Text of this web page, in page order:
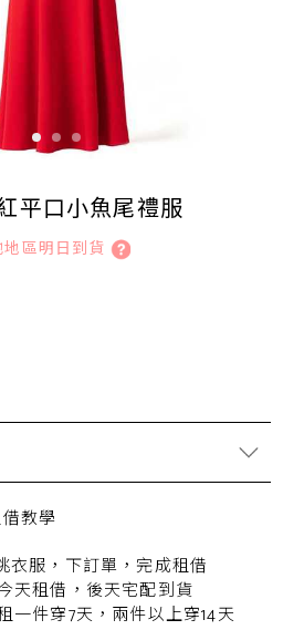
平口小魚尾禮服
區明日到貨
教學
衣服，下訂單，完成租借
天租借，後天宅配到貨
一件穿7天，兩件以上穿14天